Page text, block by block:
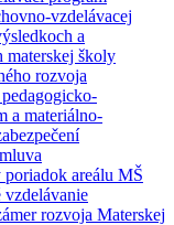
vzdelávacej
a
materskej školy
rozvoja
a materiálno-
areálu MŠ
rozvoja Materskej